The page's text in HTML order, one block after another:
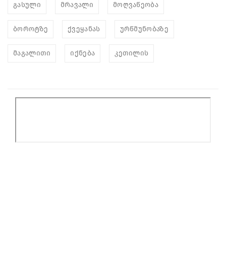
გასული მრავალი მოღვაწეობა
ბოროტზე ქვეყანას ურწმუნობაზე
მაგალითი იქნება კეთილის